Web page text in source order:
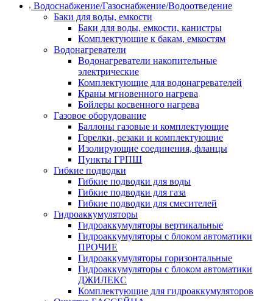
Водоснабжение/Газоснабжение/Водоотведение
Баки для воды, емкости
Баки для воды, емкости, канистры
Комплектующие к бакам, емкостям
Водонагреватели
Водонагреватели накопительные
электрические
Комплектующие для водонагревателей
Краны мгновенного нагрева
Бойлеры косвенного нагрева
Газовое оборудование
Баллоны газовые и комплектующие
Горелки, резаки и комплектующие
Изолирующие соединения, фланцы
Пункты ГРПШ
Гибкие подводки
Гибкие подводки для воды
Гибкие подводки для газа
Гибкие подводки для смесителей
Гидроаккумуляторы
Гидроаккумуляторы вертикальные
Гидроаккумуляторы с блоком автоматики
ПРОЧИЕ
Гидроаккумуляторы горизонтальные
Гидроаккумуляторы с блоком автоматики
ДЖИЛЕКС
Комплектующие для гидроаккумуляторов